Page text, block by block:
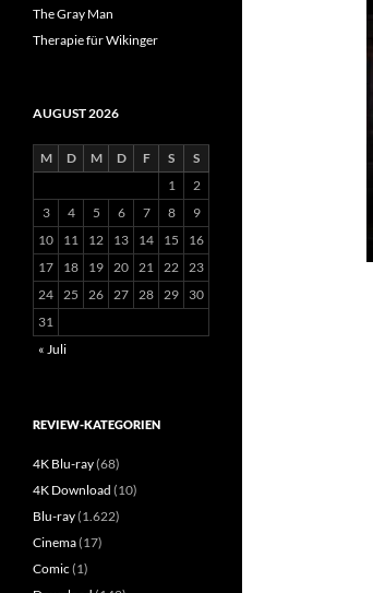
The Gray Man
Therapie für Wikinger
AUGUST 2026
M D M D F S
S
1
2
3
4 5 6 7 8
9
10
11 12 13 14 15
16
17
18 19 20 21 22 23
24 25 26 27 28 29
30
31
« Juli
REVIEW-KATEGORIEN
4K Blu-ray(68)
4K Download (10)
Blu-ray(1.622)
Cinema(17)
Comic (1)